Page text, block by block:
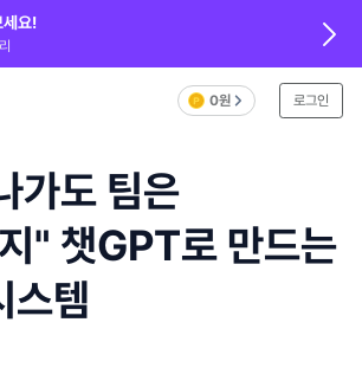
세요!
0원 로그인
가도 팀은
" 챗GPT로 만드는
스템